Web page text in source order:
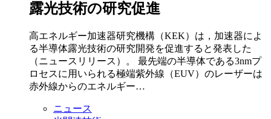
露光技術の研究促進
高エネルギー加速器研究機構（KEK）は，加速器によ
る半導体露光技術の研究開発を促進すると発表した
（ニュースリリース）。 最先端の半導体である3nmプ
ロセスに用いられる極端紫外線（EUV）のレーザーは
赤外線からのエネルギー…
ニュース